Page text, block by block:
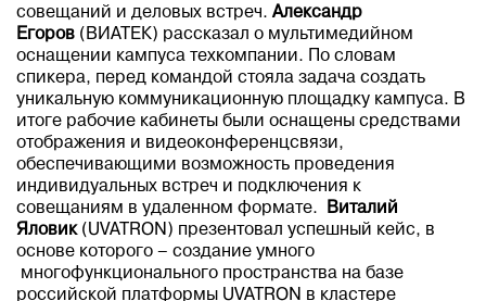
совещаний и деловых встреч. Александр
Егоров (ВИАТЕК) рассказал о мультимедийном
оснащении кампуса техкомпании. По словам
спикера, перед командой стояла задача создать
уникальную коммуникационную площадку кампуса. В
итоге рабочие кабинеты были оснащены средствами
отображения и видеоконференцсвязи,
обеспечивающими возможность проведения
индивидуальных встреч и подключения к
совещаниям в удаленном формате.
Виталий
Яловик(UVATRON) презентовал успешный кейс, в
основе которого – создание умного
многофункционального пространства на базе
российской платформы UVATRON в кластере